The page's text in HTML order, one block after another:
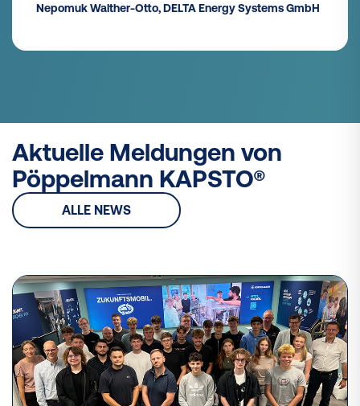
Thomas Magnete GmbH
Aktuelle Meldungen von
Pöppelmann KAPSTO®
ALLE NEWS